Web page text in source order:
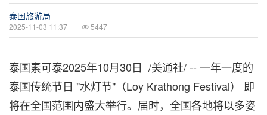
泰国旅游局
2025-11-03 11:37 5447
泰国素可泰2025年10月30日 /美通社/ -- 一年一度的
泰国传统节日 "水灯节"（Loy Krathong Festival） 即
将在全国范围内盛大举行。届时，全国各地将以多姿